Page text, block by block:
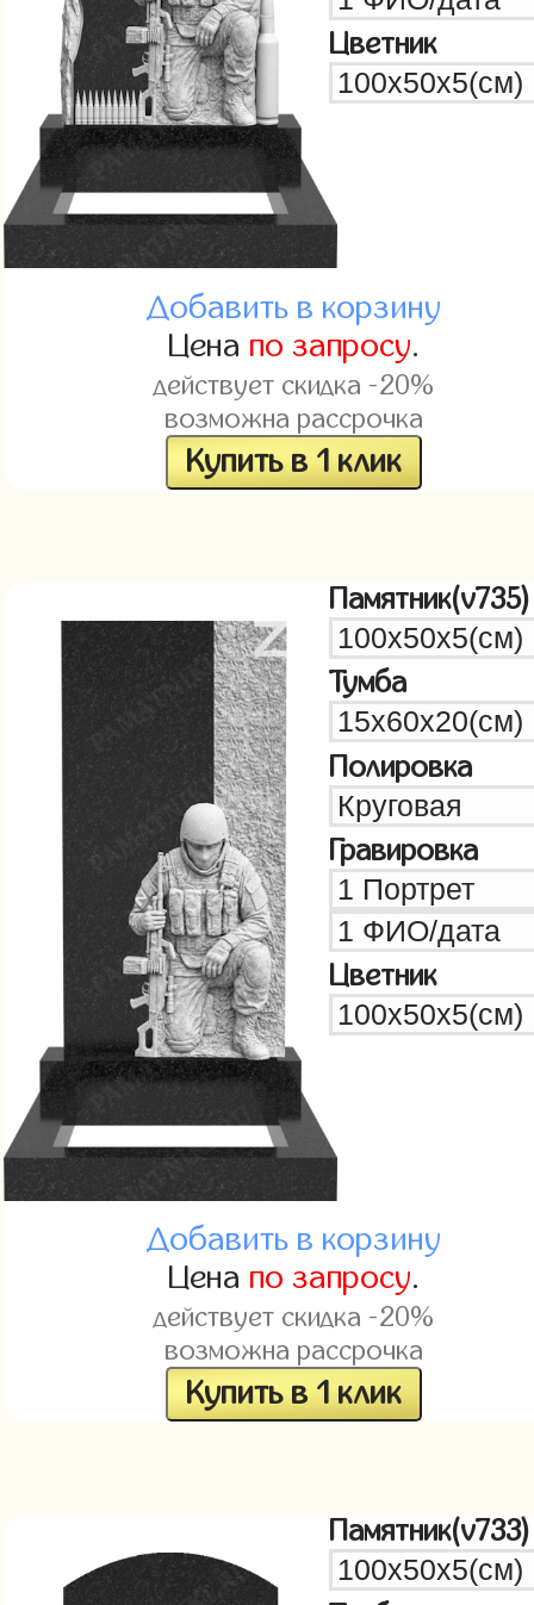
Цветник
Добавить в корзину
Цена по запросу.
действует скидка -20%
возможна рассрочка
Купить в 1 клик
Памятник(v735)
Тумба
Полировка
Гравировка
Цветник
Добавить в корзину
Цена по запросу.
действует скидка -20%
возможна рассрочка
Купить в 1 клик
Памятник(v733)